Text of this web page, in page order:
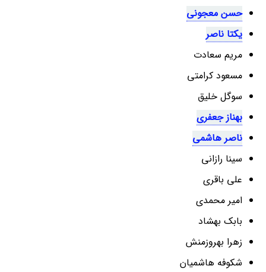
حسن معجونی
یکتا ناصر
مریم سعادت
مسعود کرامتی
سوگل خلیق
بهناز جعفری
ناصر هاشمی
سینا رازانی
علی باقری
امیر محمدی
بابک بهشاد
زهرا بهروزمنش
شکوفه هاشمیان